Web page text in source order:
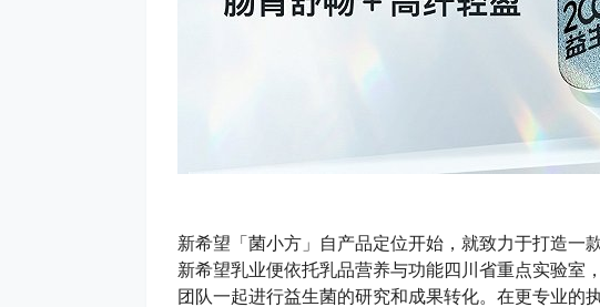
新希望「菌小方」自产品定位开始，就致力于打造一
新希望乳业便依托乳品营养与功能四川省重点实验室
团队一起进行益生菌的研究和成果转化。在更专业的